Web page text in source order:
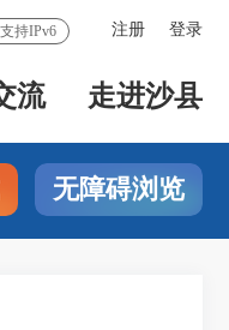
注册 登录
持IPv6
流 走进沙县
无障碍浏览